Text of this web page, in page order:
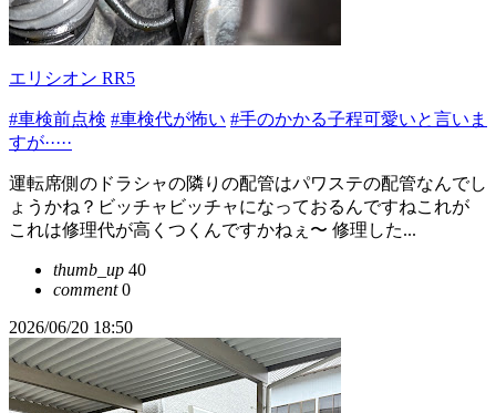
エリシオン RR5
#車検前点検 #車検代が怖い #手のかかる子程可愛いと言いま
すが·····
運転席側のドラシャの隣りの配管はパワステの配管なんでし
ょうかね？ビッチャビッチャになっておるんですねこれが
これは修理代が高くつくんですかねぇ〜 修理した...
thumb_up 40
comment0
2026/06/20 18:50